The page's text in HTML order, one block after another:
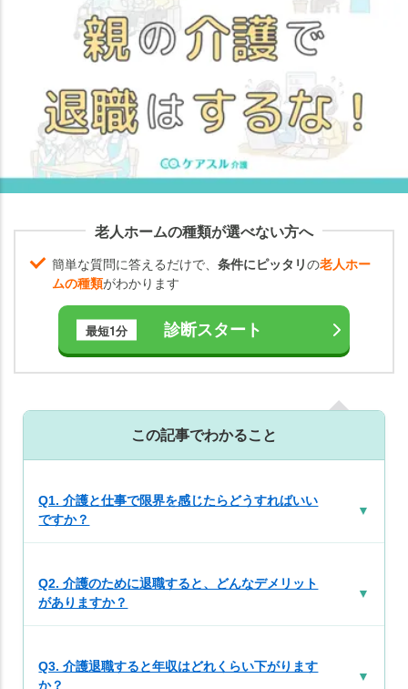
老人ホームの種類が選べない方へ
簡単な質問に答えるだけで、 条件にピッタリの老人ホー
ムの種類がわかります
最短1分 診断スタート
この記事でわかること
Q1. 介護と仕事で限界を感じたらどうすればいい
ですか？
▼
Q2. 介護のために退職すると、どんなデメリット
がありますか？
▼
Q3. 介護退職すると年収はどれくらい下がります
か？
▼
リッ
【体
験
談】
親の
介護
で退
「後
悔し
てい
人の
話
介護
会社
に申
請で
制度
6つ
護